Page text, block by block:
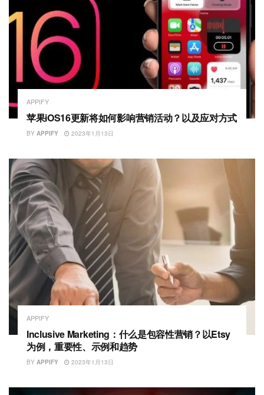
APPIFY
苹果iOS16更新将如何影响营销活动？以及应对方式
BY APPIFY 2023年1月13日
APPIFY
Inclusive Marketing：什么是包容性营销？以Etsy
为例，重要性、示例和趋势
BY APPIFY 2023年1月13日